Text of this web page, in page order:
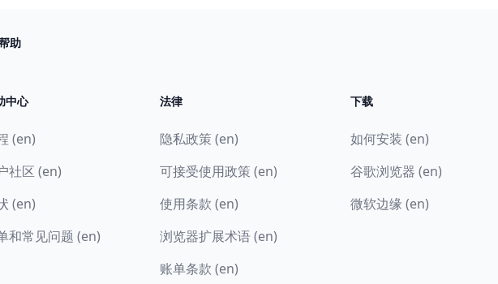
助
中心
(en)
社区 (en)
(en)
和常见问题 (en)
法律
隐私政策 (en)
可接受使用政策 (en)
使用条款 (en)
浏览器扩展术语 (en)
账单条款 (en)
下载
如何安装 (en)
谷歌浏览器 (en)
微软边缘 (en)